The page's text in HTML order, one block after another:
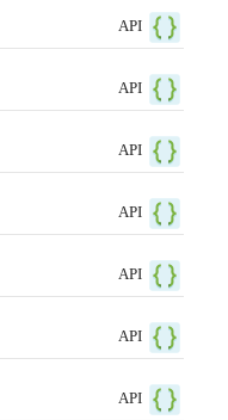
API
API
API
API
API
API
API